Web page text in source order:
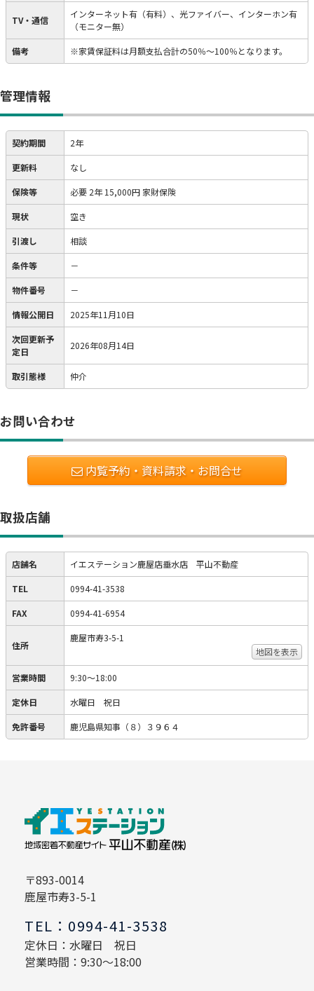
TV・通信
インターネット有（有料）、光ファイバー、インターホン有
（モニター無）
備考 ※家賃保証料は月額支払合計の50％～100％となります。
管理情報
契約期間 2年
更新料 なし
保険等 必要 2年 15,000円 家財保険
現状 空き
引渡し 相談
条件等 －
物件番号 －
情報公開日 2025年11月10日
次回更新予
定日
2026年08月14日
取引態様 仲介
お問い合わせ
内覧予約・資料請求・お問合せ
取扱店舗
店舗名 イエステーション鹿屋店垂水店 平山不動産
TEL 0994-41-3538
FAX 0994-41-6954
住所
鹿屋市寿3-5-1
地図を表示
営業時間 9:30～18:00
定休日 水曜日 祝日
免許番号 鹿児島県知事（８）３９６４
〒893-0014
鹿屋市寿3-5-1
TEL：0994-41-3538
定休日：水曜日 祝日
営業時間：9:30～18:00